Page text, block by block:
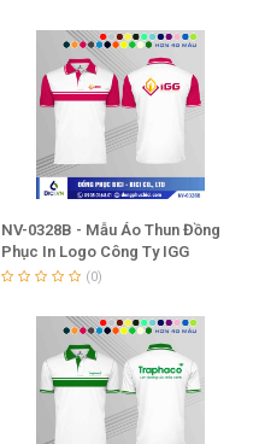
NV-0328B - Mẫu Áo Thun Đồng
Phục In Logo Công Ty IGG
(0)